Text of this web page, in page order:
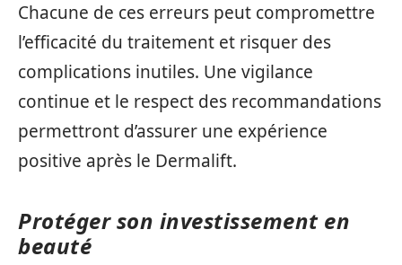
Chacune de ces erreurs peut compromettre
l’efficacité du traitement et risquer des
complications inutiles. Une vigilance
continue et le respect des recommandations
permettront d’assurer une expérience
positive après le Dermalift.
Protéger son investissement en
beauté